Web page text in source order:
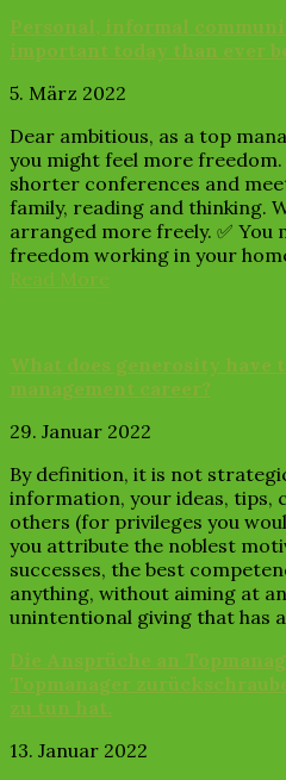
Personal, informal
important today than ever
5. März 2022
Dear ambitious, as a top
you might feel more
shorter conferences and
family, reading and thinking.
arranged more freely. ✅ You
freedom working in your
Read More
What does generosity have
management career?
29. Januar 2022
By definition, it is not
information, your ideas, tips,
others (for privileges you
you attribute the noblest
successes, the best
anything, without aiming at
unintentional giving that has
Die Ansprüche an
Topmanager
zu tun hat.
13. Januar 2022